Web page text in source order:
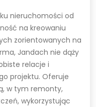
nieruchomości od
na kreowaniu
zorientowanych na
Jandach nie dąży
relacje i
projektu. Oferuje
w tym remonty,
wykorzystując